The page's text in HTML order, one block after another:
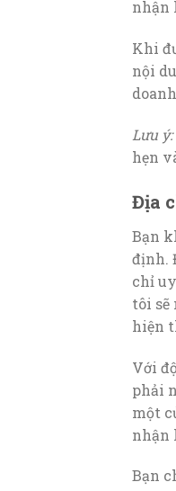
nhận
Khi
nội
Lưu ý:
hẹn
Địa
Bạn
định.
chỉ
tôi sẽ
hiện
Với
phải
một
nhận
Bạn